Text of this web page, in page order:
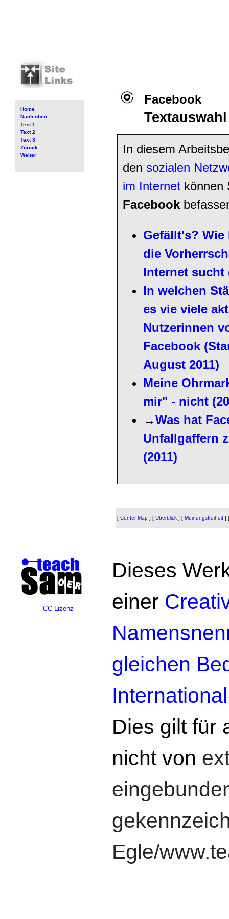
Home
Nach oben
Text 1
Text 2
Text 3
Zurück
Weiter
Facebook
Textauswahl
In diesem
den sozialen
im Internet können
Facebook
Gefällt's? Wie
die
Internet sucht
In welchen
es vie viele
Nutzerinnen
Facebook
August 2011)
Meine
mir" - nicht
→Was hat
Unfallgaffern
(2011)
[ Center-Map ] [ Überblick ] [ Meinungsfreiheit ]
CC-Lizenz
Dieses
einer
gleichen
Dies gilt für
nicht von
Egle/